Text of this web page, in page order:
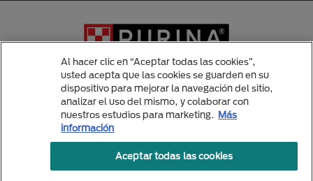
Menu Footer Secundario Purina
All Nestlé Purina trademarks owned by Société des Produits Nestlé S.A.,
Vevey, Switzerland or are used with permission.
Al hacer clic en “Aceptar todas las cookies”,
usted acepta que las cookies se guarden en su
dispositivo para mejorar la navegación del sitio,
analizar el uso del mismo, y colaborar con
nuestros estudios para marketing. Más
información
Aceptar todas las cookies